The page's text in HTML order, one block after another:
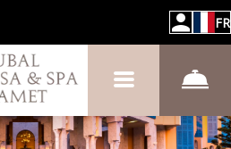
FR